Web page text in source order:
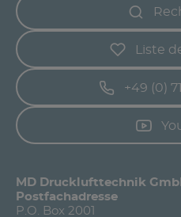
Liste
+49 (0)
MD Drucklufttechnik
Postfachadresse
P.O. Box 2001